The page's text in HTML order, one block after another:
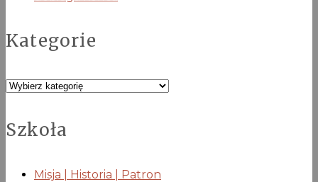
Kategorie
Kategorie
Szkoła
Misja | Historia | Patron